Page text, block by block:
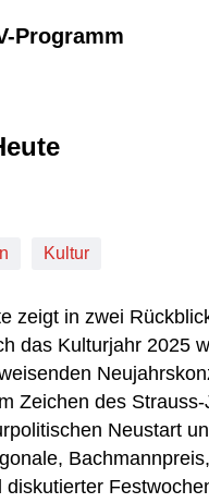
Programm
Kultur
zeigt in zwei
das Kulturjahr 2025
Zeichen des
Neustart
diskutierter